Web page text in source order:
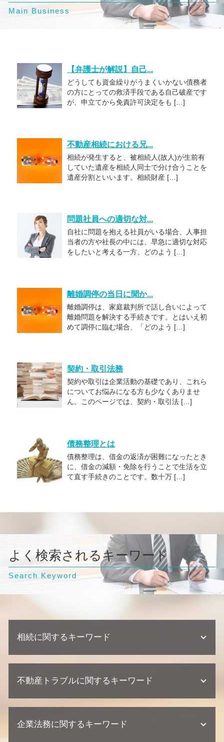
Main Business
【弁護士が解説】自己...
どうしても資金繰りがうまくいかない債務者
の方にとっての救済手段である自己破産です
が、申立てから免責許可決定をも […]
不動産相続における兄...
相続が発生すると、被相続人(故人)が生前有
していた遺産を相続人同士で分け合うことを
遺産分割といいます。相続財産 […]
問題社員への適切な対...
自社に問題を抱える社員がいる場合、人事担
当者の方や社長の中には、早急に適切な対応
をしたいと考える一方、どのよう […]
離婚調停の当日に聞か...
離婚調停は、家庭裁判所で話し合いによって
離婚問題を解決する手続きです。とはいえ初
めて調停に臨む場合、「どのよう […]
契約・取引法務
契約や取引は企業活動の基礎であり、これら
についてお悩みになる方も少なくありませ
ん。このページでは、契約・取引法 […]
債務整理とは
債務整理は、借金の返済が困難になったとき
に、借金の減額・免除を行うことで生活を立
て直す手続きのことです。数十万 […]
よく検索されるキーワード
Search Keyword
相続に関するキーワード
相続 相談先
不動産 相続 兄弟
相続放棄 デメリット
不動産トラブルに関するキーワード
建築瑕疵 弁護士
企業法務に関するキーワード